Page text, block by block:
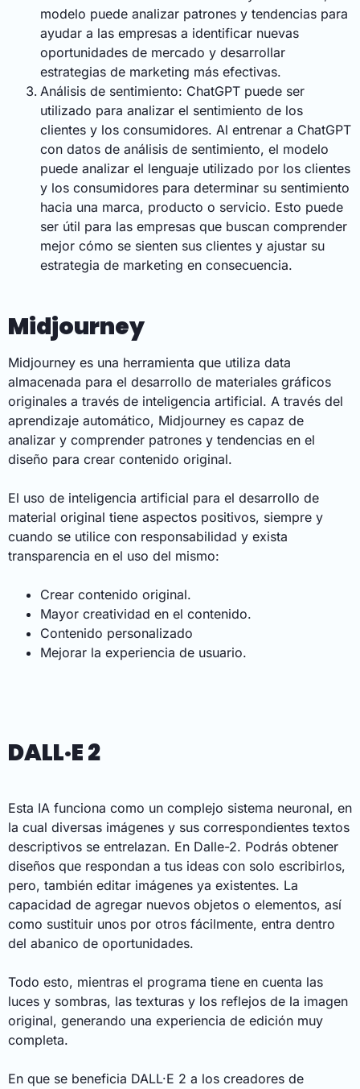
modelo puede analizar patrones y tendencias para
ayudar a las empresas a identificar nuevas
oportunidades de mercado y desarrollar
estrategias de marketing más efectivas.
Análisis de sentimiento: ChatGPT puede ser
utilizado para analizar el sentimiento de los
clientes y los consumidores. Al entrenar a ChatGPT
con datos de análisis de sentimiento, el modelo
puede analizar el lenguaje utilizado por los clientes
y los consumidores para determinar su sentimiento
hacia una marca, producto o servicio. Esto puede
ser útil para las empresas que buscan comprender
mejor cómo se sienten sus clientes y ajustar su
estrategia de marketing en consecuencia.
Midjourney
Midjourney es una herramienta que utiliza data
almacenada para el desarrollo de materiales gráficos
originales a través de inteligencia artificial. A través del
aprendizaje automático, Midjourney es capaz de
analizar y comprender patrones y tendencias en el
diseño para crear contenido original.
El uso de inteligencia artificial para el desarrollo de
material original tiene aspectos positivos, siempre y
cuando se utilice con responsabilidad y exista
transparencia en el uso del mismo:
Crear contenido original.
Mayor creatividad en el contenido.
Contenido personalizado
Mejorar la experiencia de usuario.
DALL·E 2
Esta IA funciona como un complejo sistema neuronal, en
la cual diversas imágenes y sus correspondientes textos
descriptivos se entrelazan. En Dalle-2. Podrás obtener
diseños que respondan a tus ideas con solo escribirlos,
pero, también editar imágenes ya existentes. La
capacidad de agregar nuevos objetos o elementos, así
como sustituir unos por otros fácilmente, entra dentro
del abanico de oportunidades.
Todo esto, mientras el programa tiene en cuenta las
luces y sombras, las texturas y los reflejos de la imagen
original, generando una experiencia de edición muy
completa.
En que se beneficia DALL·E 2 a los creadores de